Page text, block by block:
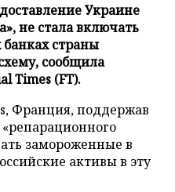
Украине
не стала включать
страны
сообщила
Times (FT).
Франция, поддержав
замороженные в
активы в эту